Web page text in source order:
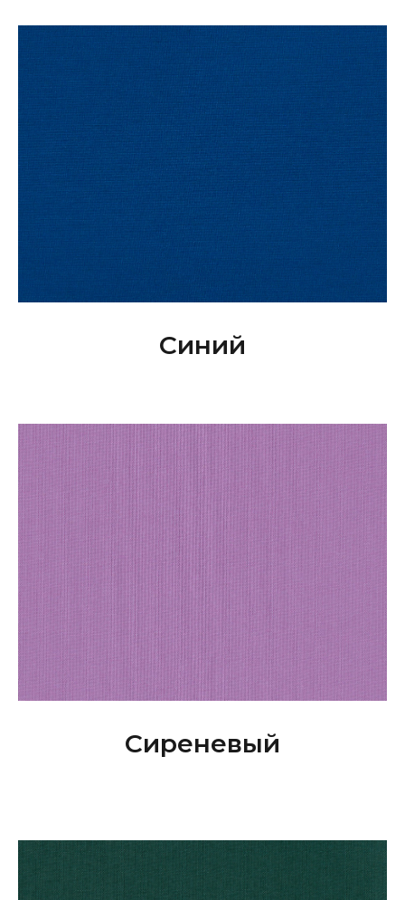
Синий
Сиреневый